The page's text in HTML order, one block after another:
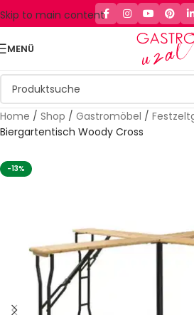
Skip to main content
MENÜ
Home / Shop / Gastromöbel /
Biergartentisch Woody Cross
-13%